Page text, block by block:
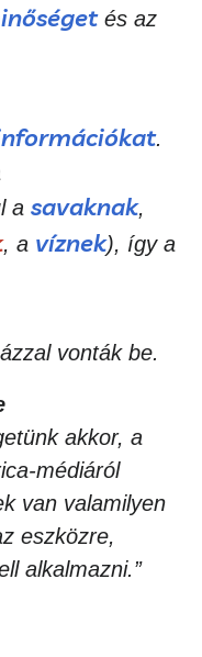
és az
.
a savaknak,
, a víznek), így a
vonták be.
akkor, a
médiáról
van valamilyen
eszközre,
alkalmazni.”